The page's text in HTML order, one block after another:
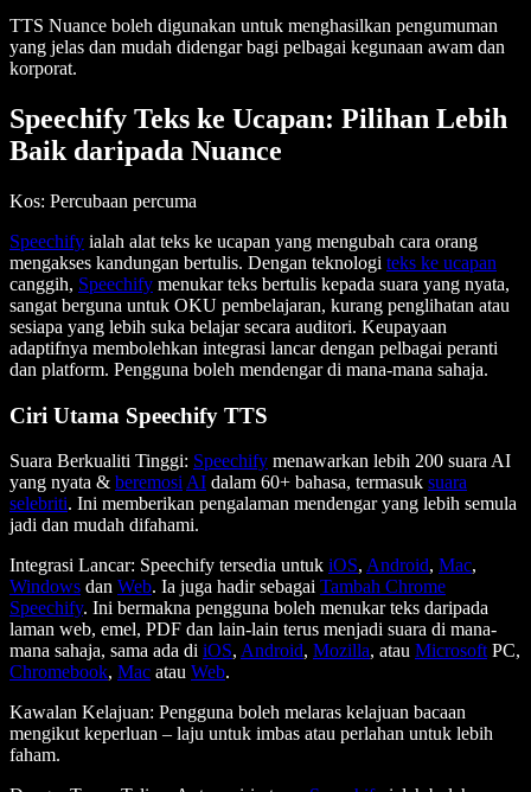
TTS Nuance boleh digunakan untuk menghasilkan pengumuman
yang jelas dan mudah didengar bagi pelbagai kegunaan awam dan
korporat.
Speechify Teks ke Ucapan: Pilihan Lebih
Baik daripada Nuance
Kos: Percubaan percuma
Speechify ialah alat teks ke ucapan yang mengubah cara orang
mengakses kandungan bertulis. Dengan teknologi teks ke ucapan
canggih, Speechify menukar teks bertulis kepada suara yang nyata,
sangat berguna untuk OKU pembelajaran, kurang penglihatan atau
sesiapa yang lebih suka belajar secara auditori. Keupayaan
adaptifnya membolehkan integrasi lancar dengan pelbagai peranti
dan platform. Pengguna boleh mendengar di mana-mana sahaja.
Ciri Utama Speechify TTS
Suara Berkualiti Tinggi: Speechify menawarkan lebih 200 suara AI
yang nyata & beremosi AI dalam 60+ bahasa, termasuk suara
selebriti. Ini memberikan pengalaman mendengar yang lebih semula
jadi dan mudah difahami.
Integrasi Lancar: Speechify tersedia untuk iOS, Android, Mac,
Windows dan Web. Ia juga hadir sebagai Tambah Chrome
Speechify. Ini bermakna pengguna boleh menukar teks daripada
laman web, emel, PDF dan lain-lain terus menjadi suara di mana-
mana sahaja, sama ada di iOS, Android, Mozilla, atau Microsoft PC,
Chromebook, Mac atau Web.
Kawalan Kelajuan: Pengguna boleh melaras kelajuan bacaan
mengikut keperluan – laju untuk imbas atau perlahan untuk lebih
faham.